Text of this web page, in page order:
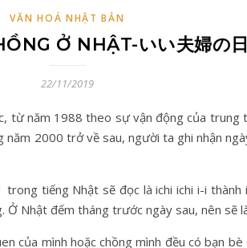
VĂN HOÁ NHẬT BẢN
Ở NHẬT-いい夫婦の
22/11/2019
từ năm 1988 theo sự vận động của trung
2000 trở về sau, người ta ghi nhận
tiếng Nhật sẽ đọc là ichi ichi i-i
Nhật đếm tháng trước ngày sau, nên sẽ
của mình hoặc chồng mình đều có bạn